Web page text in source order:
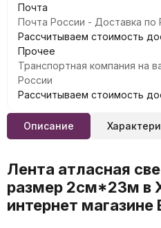
Почта
Почта России - Доставка по
Рассчитываем стоимость
Прочее
Транспортная компания на
России
Рассчитываем стоимость
Описание
Лента атласная
размер 2см*23м в
интернет магазине